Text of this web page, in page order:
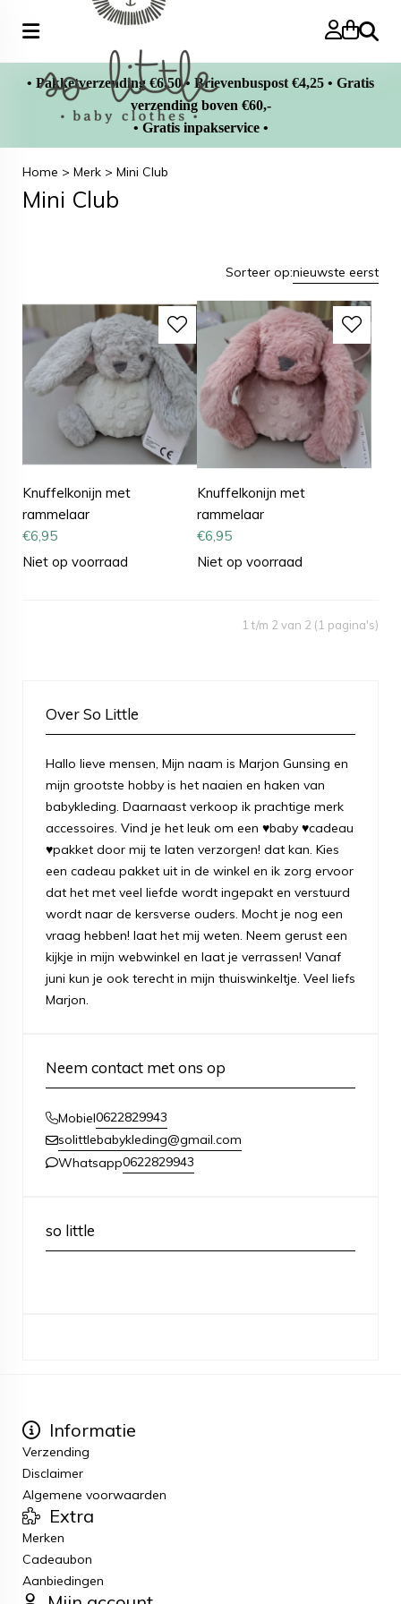
Zoeken
• Pakketverzending €6,50 • Brievenbuspost €4,25 • Gratis
verzending boven €60,-
• Gratis inpakservice •
Home > Merk > Mini Club
Mini Club
Sorteer op:nieuwste eerst
Knuffelkonijn met
rammelaar
€6,95
Niet op voorraad
Knuffelkonijn met
rammelaar
€6,95
Niet op voorraad
1 t/m 2 van 2 (1 pagina's)
Over So Little
Hallo lieve mensen, Mijn naam is Marjon Gunsing en
mijn grootste hobby is het naaien en haken van
babykleding. Daarnaast verkoop ik prachtige merk
accessoires. Vind je het leuk om een ♥baby ♥cadeau
♥pakket door mij te laten verzorgen! dat kan. Kies
een cadeau pakket uit in de winkel en ik zorg ervoor
dat het met veel liefde wordt ingepakt en verstuurd
wordt naar de kersverse ouders. Mocht je nog een
vraag hebben! laat het mij weten. Neem gerust een
kijkje in mijn webwinkel en laat je verrassen! Vanaf
juni kun je ook terecht in mijn thuiswinkeltje. Veel liefs
Marjon.
Neem contact met ons op
Mobiel0622829943
solittlebabykleding@gmail.com
Whatsapp0622829943
so little
Informatie
Verzending
Disclaimer
Algemene voorwaarden
Extra
Merken
Cadeaubon
Aanbiedingen